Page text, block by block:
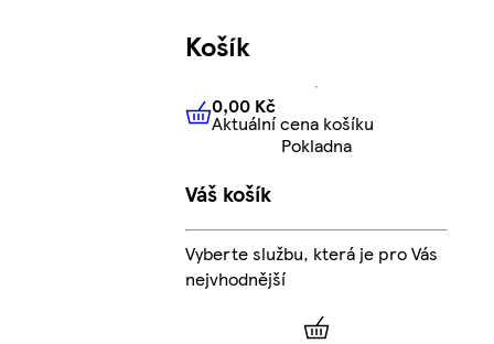
Košík
0,00 KčAktuální cena košíku
0,00 Kč
Aktuální cena košíku
Pokladna
Váš košík
Vyberte službu, která je pro Vás
nejvhodnější